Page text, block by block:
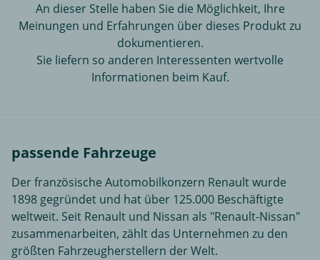
An dieser Stelle haben Sie die Möglichkeit, Ihre
Meinungen und Erfahrungen über dieses Produkt zu
dokumentieren.
Sie liefern so anderen Interessenten wertvolle
Informationen beim Kauf.
passende Fahrzeuge
Der französische Automobilkonzern Renault wurde
1898 gegründet und hat über 125.000 Beschäftigte
weltweit. Seit Renault und Nissan als "Renault-Nissan"
zusammenarbeiten, zählt das Unternehmen zu den
größten Fahrzeugherstellern der Welt.